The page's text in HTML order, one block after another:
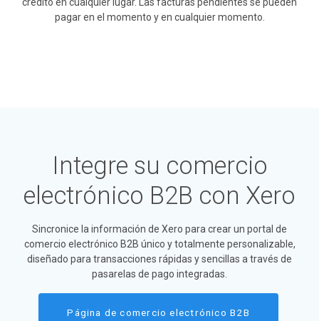
crédito en cualquier lugar. Las facturas pendientes se pueden
pagar en el momento y en cualquier momento.
Integre su comercio
electrónico B2B con Xero
Sincronice la información de Xero para crear un portal de
comercio electrónico B2B único y totalmente personalizable,
diseñado para transacciones rápidas y sencillas a través de
pasarelas de pago integradas.
Página de comercio electrónico B2B